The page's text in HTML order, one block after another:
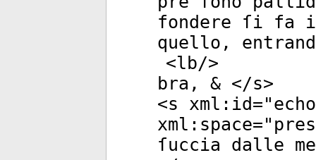
fondere ſi fa
quello,
<lb/>
bra, & </s>
<s xml:id="
xml:space="
ſuccia dalle